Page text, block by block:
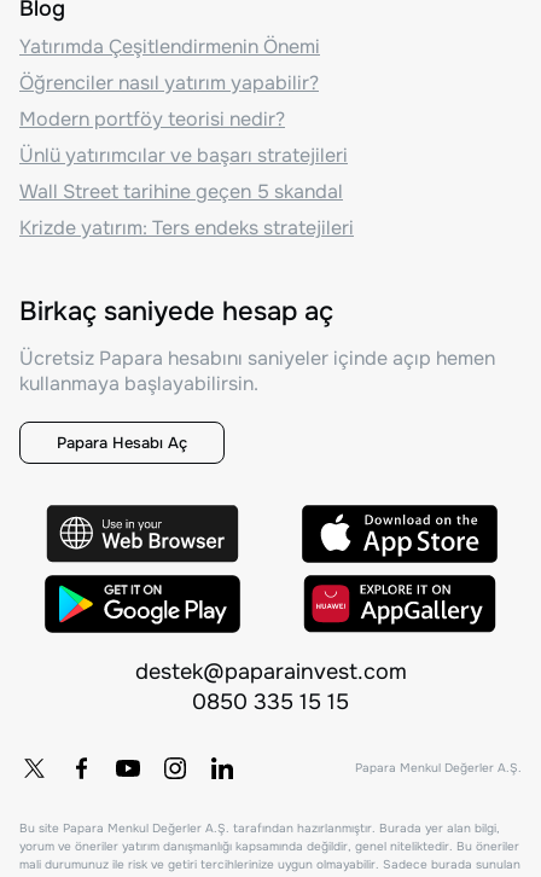
Blog
Yatırımda Çeşitlendirmenin Önemi
Öğrenciler nasıl yatırım yapabilir?
Modern portföy teorisi nedir?
Ünlü yatırımcılar ve başarı stratejileri
Wall Street tarihine geçen 5 skandal
Krizde yatırım: Ters endeks stratejileri
Birkaç saniyede hesap aç
Ücretsiz Papara hesabını saniyeler içinde açıp hemen
kullanmaya başlayabilirsin.
Papara Hesabı Aç
destek@paparainvest.com
0850 335 15 15
Papara Menkul Değerler A.Ş.
Bu site Papara Menkul Değerler A.Ş. tarafından hazırlanmıştır. Burada yer alan bilgi,
yorum ve öneriler yatırım danışmanlığı kapsamında değildir, genel niteliktedir. Bu öneriler
mali durumunuz ile risk ve getiri tercihlerinize uygun olmayabilir. Sadece burada sunulan